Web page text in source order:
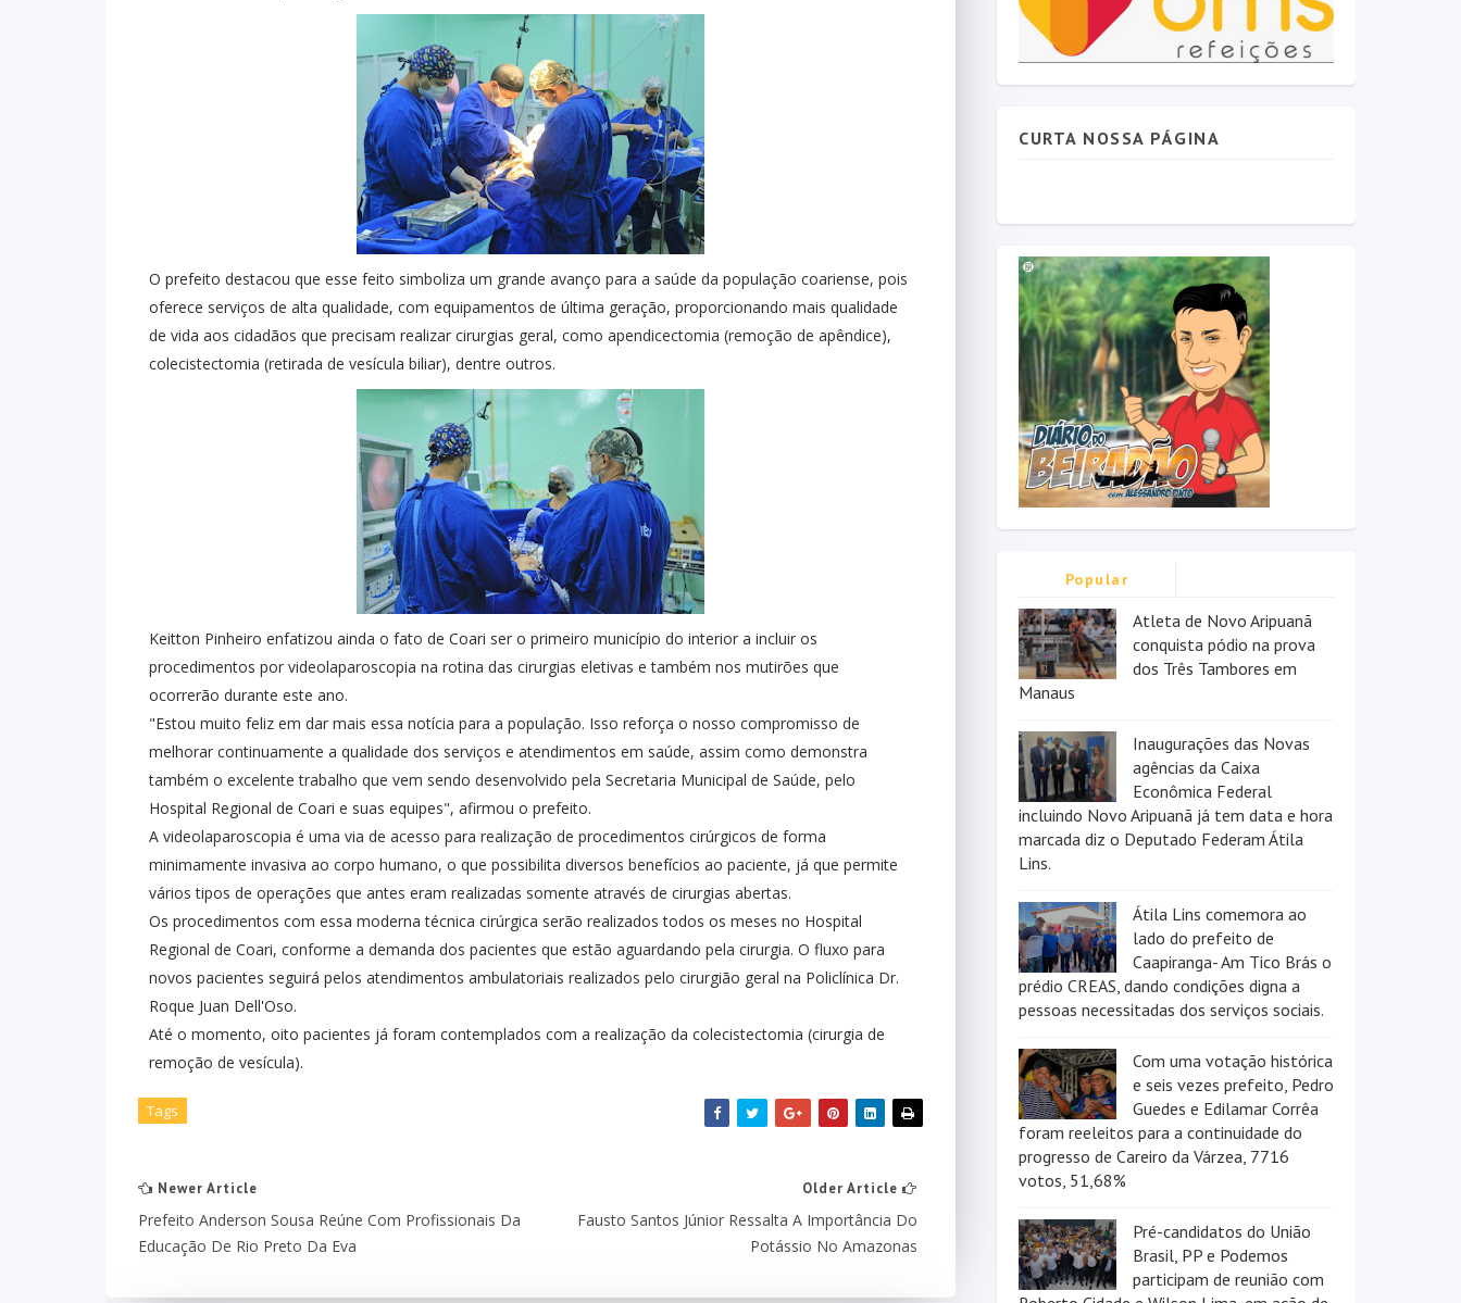
O prefeito destacou que esse feito simboliza um grande avanço para a saúde da população coariense, pois
oferece serviços de alta qualidade, com equipamentos de última geração, proporcionando mais qualidade
de vida aos cidadãos que precisam realizar cirurgias geral, como apendicectomia (remoção de apêndice),
colecistectomia (retirada de vesícula biliar), dentre outros.
Keitton Pinheiro enfatizou ainda o fato de Coari ser o primeiro município do interior a incluir os
procedimentos por videolaparoscopia na rotina das cirurgias eletivas e também nos mutirões que
ocorrerão durante este ano.
"Estou muito feliz em dar mais essa notícia para a população. Isso reforça o nosso compromisso de
melhorar continuamente a qualidade dos serviços e atendimentos em saúde, assim como demonstra
também o excelente trabalho que vem sendo desenvolvido pela Secretaria Municipal de Saúde, pelo
Hospital Regional de Coari e suas equipes", afirmou o prefeito.
A videolaparoscopia é uma via de acesso para realização de procedimentos cirúrgicos de forma
minimamente invasiva ao corpo humano, o que possibilita diversos benefícios ao paciente, já que permite
vários tipos de operações que antes eram realizadas somente através de cirurgias abertas.
Os procedimentos com essa moderna técnica cirúrgica serão realizados todos os meses no Hospital
Regional de Coari, conforme a demanda dos pacientes que estão aguardando pela cirurgia. O fluxo para
novos pacientes seguirá pelos atendimentos ambulatoriais realizados pelo cirurgião geral na Policlínica Dr.
Roque Juan Dell'Oso.
Até o momento, oito pacientes já foram contemplados com a realização da colecistectomia (cirurgia de
remoção de vesícula).
Tags
Newer Article
Prefeito Anderson Sousa Reúne Com Profissionais Da
Educação De Rio Preto Da Eva
Older Article
Fausto Santos Júnior Ressalta A Importância Do
Potássio No Amazonas
CURTA NOSSA PÁGINA
Popular
Atleta de Novo Aripuanã
conquista pódio na prova
dos Três Tambores em
Manaus
Inaugurações das Novas
agências da Caixa
Econômica Federal
incluindo Novo Aripuanã já tem data e hora
marcada diz o Deputado Federam Átila
Lins.
Átila Lins comemora ao
lado do prefeito de
Caapiranga- Am Tico Brás o
prédio CREAS, dando condições digna a
pessoas necessitadas dos serviços sociais.
Com uma votação histórica
e seis vezes prefeito, Pedro
Guedes e Edilamar Corrêa
foram reeleitos para a continuidade do
progresso de Careiro da Várzea, 7716
votos, 51,68%
Pré-candidatos do União
Brasil, PP e Podemos
participam de reunião com